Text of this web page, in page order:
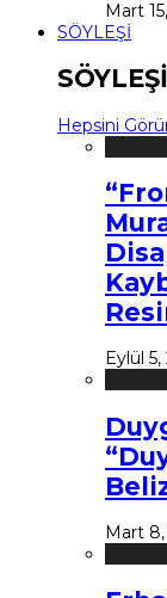
Mart
SÖYLEŞİ
SÖYLEŞİ
Hepsini
Eylül
Mart